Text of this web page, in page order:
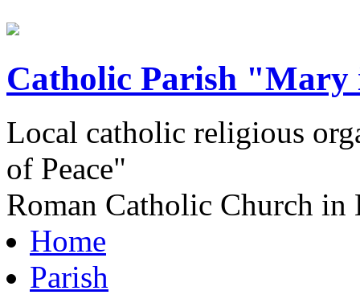
Catholic Parish "Mary
Local catholic religious
of Peace"
Roman Catholic Church in
Home
Parish